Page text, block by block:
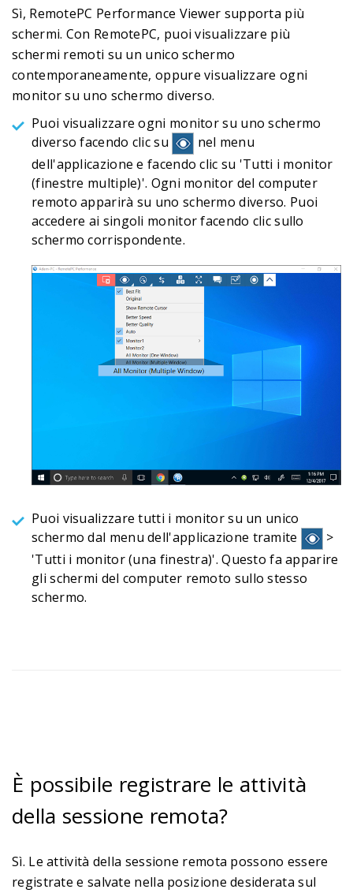
Sì, RemotePC Performance Viewer supporta più
schermi. Con RemotePC, puoi visualizzare più
schermi remoti su un unico schermo
contemporaneamente, oppure visualizzare ogni
monitor su uno schermo diverso.
Puoi visualizzare ogni monitor su uno schermo
diverso facendo clic su
nel menu
dell'applicazione e facendo clic su 'Tutti i monitor
(finestre multiple)'. Ogni monitor del computer
remoto apparirà su uno schermo diverso. Puoi
accedere ai singoli monitor facendo clic sullo
schermo corrispondente.
Puoi visualizzare tutti i monitor su un unico
schermo dal menu dell'applicazione tramite
>
'Tutti i monitor (una finestra)'. Questo fa apparire
gli schermi del computer remoto sullo stesso
schermo.
È possibile registrare le attività
della sessione remota?
Sì. Le attività della sessione remota possono essere
registrate e salvate nella posizione desiderata sul